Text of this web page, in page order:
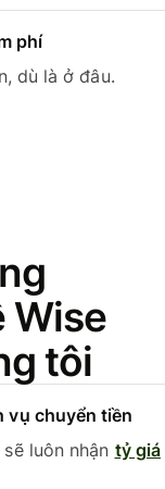
phí
dù là ở đâu.
Wise
tôi
vụ chuyển tiền
luôn nhận tỷ giá